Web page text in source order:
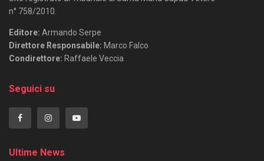
n° 758/2010.
Editore: Armando Serpe
Direttore Responsabile: Marco Falco
Condirettore: Raffaele Veccia
Seguici su
Ultime News